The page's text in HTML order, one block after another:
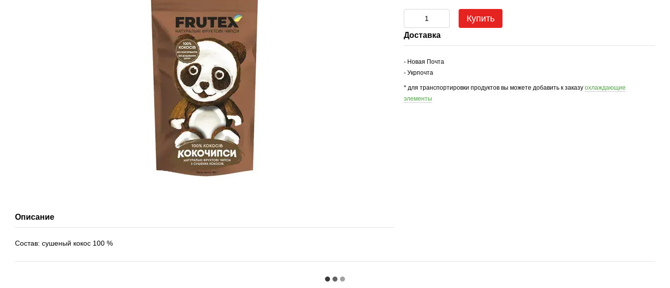
Описание
Состав: сушеный кокос 100 %
Купить
Доставка
- Новая Почта
- Укрпочта
* для транспортировки продуктов вы можете добавить к заказуохлаждающие
элементы